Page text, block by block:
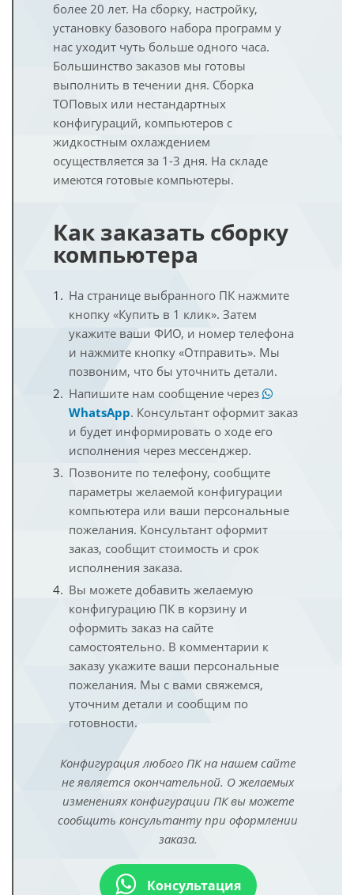
более 20 лет. На сборку, настройку,
установку базового набора программ у
нас уходит чуть больше одного часа.
Большинство заказов мы готовы
выполнить в течении дня. Сборка
ТОПовых или нестандартных
конфигураций, компьютеров с
жидкостным охлаждением
осуществляется за 1-3 дня. На складе
имеются готовые компьютеры.
Как заказать сборку
компьютера
На странице выбранного ПК нажмите
кнопку «Купить в 1 клик». Затем
укажите ваши ФИО, и номер телефона
и нажмите кнопку «Отправить». Мы
позвоним, что бы уточнить детали.
Напишите нам сообщение через
WhatsApp. Консультант оформит заказ
и будет информировать о ходе его
исполнения через мессенджер.
Позвоните по телефону, сообщите
параметры желаемой конфигурации
компьютера или ваши персональные
пожелания. Консультант оформит
заказ, сообщит стоимость и срок
исполнения заказа.
Вы можете добавить желаемую
конфигурацию ПК в корзину и
оформить заказ на сайте
самостоятельно. В комментарии к
заказу укажите ваши персональные
пожелания. Мы с вами свяжемся,
уточним детали и сообщим по
готовности.
Конфигурация любого ПК на нашем сайте
не является окончательной. О желаемых
изменениях конфигурации ПК вы можете
сообщить консультанту при оформлении
заказа.
Консультация